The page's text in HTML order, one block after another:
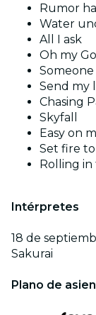
Rumor
Water
All I ask
Oh my
Send my
Chasing
Skyfall
Easy on
Set fire
Rolling
Intérpretes
18 de
Sakurai
Plano de